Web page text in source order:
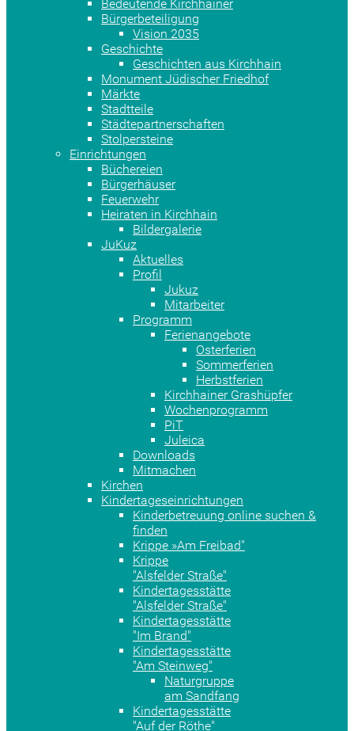
Bedeutende Kirchhainer
Bürgerbeteiligung
Vision 2035
Geschichte
Geschichten aus Kirchhain
Monument Jüdischer Friedhof
Märkte
Stadtteile
Städtepartnerschaften
Stolpersteine
Einrichtungen
Büchereien
Bürgerhäuser
Feuerwehr
Heiraten in Kirchhain
Bildergalerie
JuKuz
Aktuelles
Profil
Jukuz
Mitarbeiter
Programm
Ferienangebote
Osterferien
Sommerferien
Herbstferien
Kirchhainer Grashüpfer
Wochenprogramm
PiT
Juleica
Downloads
Mitmachen
Kirchen
Kindertageseinrichtungen
Kinderbetreuung online suchen &
finden
Krippe »Am Freibad"
Krippe
"Alsfelder Straße"
Kindertagesstätte
"Alsfelder Straße"
Kindertagesstätte
"Im Brand"
Kindertagesstätte
"Am Steinweg"
Naturgruppe
am Sandfang
Kindertagesstätte
"Auf der Röthe"